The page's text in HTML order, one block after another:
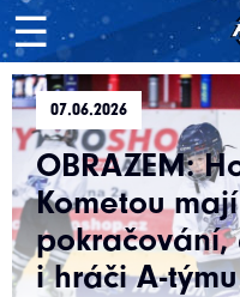
☰
07.06.2026
OBRAZEM:
Kometou
pokračování,
i hráči A-týmu